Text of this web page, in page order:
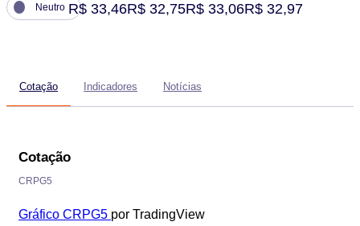
Neutro R$ 33,46R$ 32,75R$ 33,06R$ 32,97
Cotação Indicadores Notícias
Cotação
CRPG5
Gráfico CRPG5 por TradingView